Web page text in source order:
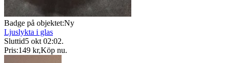
Badge på objektet:Ny
Ljuslykta i glas
Sluttid5 okt 02:02.
Pris:149 kr,Köp nu.